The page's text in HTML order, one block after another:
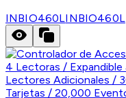
INBIO460LINBIO460L